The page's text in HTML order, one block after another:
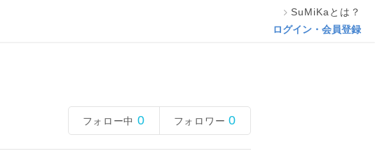
SuMiKaとは？
ログイン・会員登録
フォロー中 0 フォロワー 0